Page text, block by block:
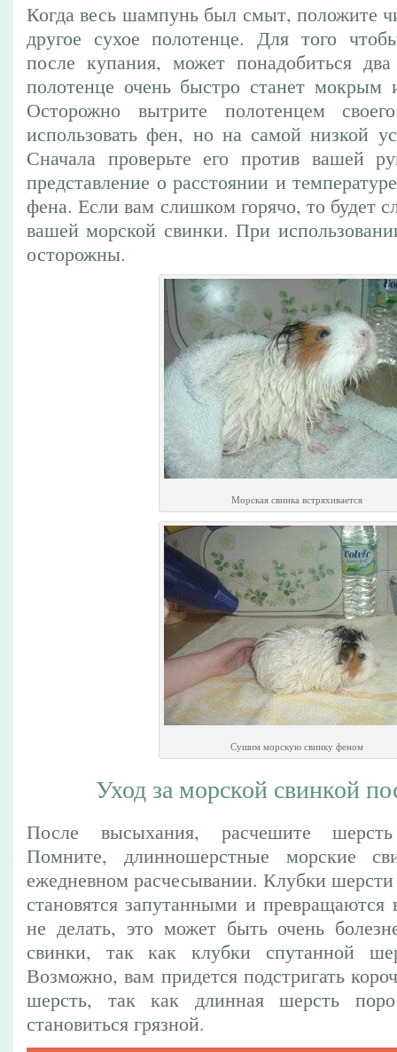
Когда весь шампунь был смыт, положите
другое сухое полотенце. Для того
после купания, может понадобиться
полотенце очень быстро станет мокрым
Осторожно вытрите полотенцем
использовать фен, но на самой низкой
Сначала проверьте его против вашей
представление о расстоянии и
фена. Если вам слишком горячо, то будет
вашей морской свинки. При
осторожны.
Морская свинка встряхивается
Сушим морскую свинку феном
Уход за морской свинкой
После высыхания, расчешите
Помните, длинношерстные морские
ежедневном расчесывании. Клубки
становятся запутанными и
не делать, это может быть очень
свинки, так как клубки спутанной
Возможно, вам придется подстригать
шерсть, так как длинная шерсть
становиться грязной.